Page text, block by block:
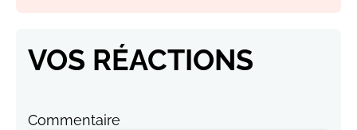
VOS RÉACTIONS
Commentaire